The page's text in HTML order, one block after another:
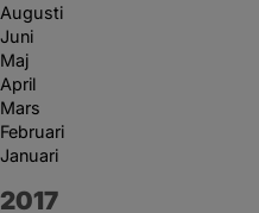
Augusti
Juni
Maj
April
Mars
Februari
Januari
År:
2017